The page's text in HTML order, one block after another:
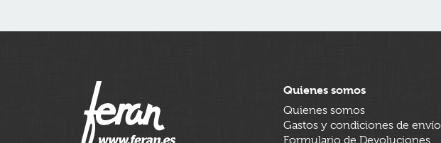
Quienes somos
Quienes somos
Gastos y condiciones de envío
Formulario de Devoluciones